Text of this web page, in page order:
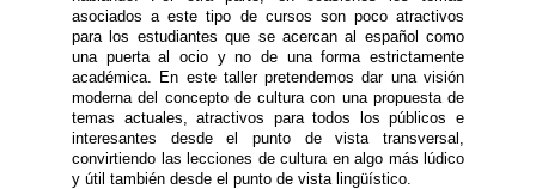
asociados a este tipo de cursos son poco atractivos
para los estudiantes que se acercan al español como
una puerta al ocio y no de una forma estrictamente
académica. En este taller pretendemos dar una visión
moderna del concepto de cultura con una propuesta de
temas actuales, atractivos para todos los públicos e
interesantes desde el punto de vista transversal,
convirtiendo las lecciones de cultura en algo más lúdico
y útil también desde el punto de vista lingüístico.